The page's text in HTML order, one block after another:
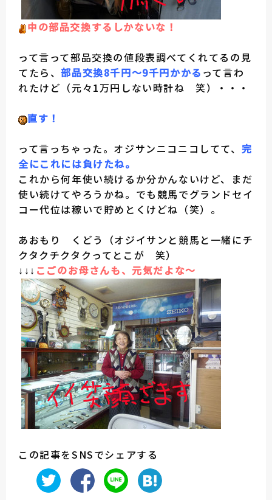
中の部品交換するしかないな！
って言って部品交換の値段表調べてくれてるの見
てたら、部品交換8千円～9千円かかる って言わ
れたけど（元々1万円しない時計ね 笑）・・・
直す！
って言っちゃった。オジサンニコニコしてて、 完
全にこれには負けたね。
これから何年使い続けるか分かんないけど、まだ
使い続けてやろうかね。でも競馬でグランドセイ
コー代位は稼いで貯めとくけどね（笑）。
あおもり くどう（オジイサンと競馬と一緒にチ
クタクチクタクってとこが 笑）
↓↓↓ こごのお母さんも、元気だよな～
この記事をSNSでシェアする